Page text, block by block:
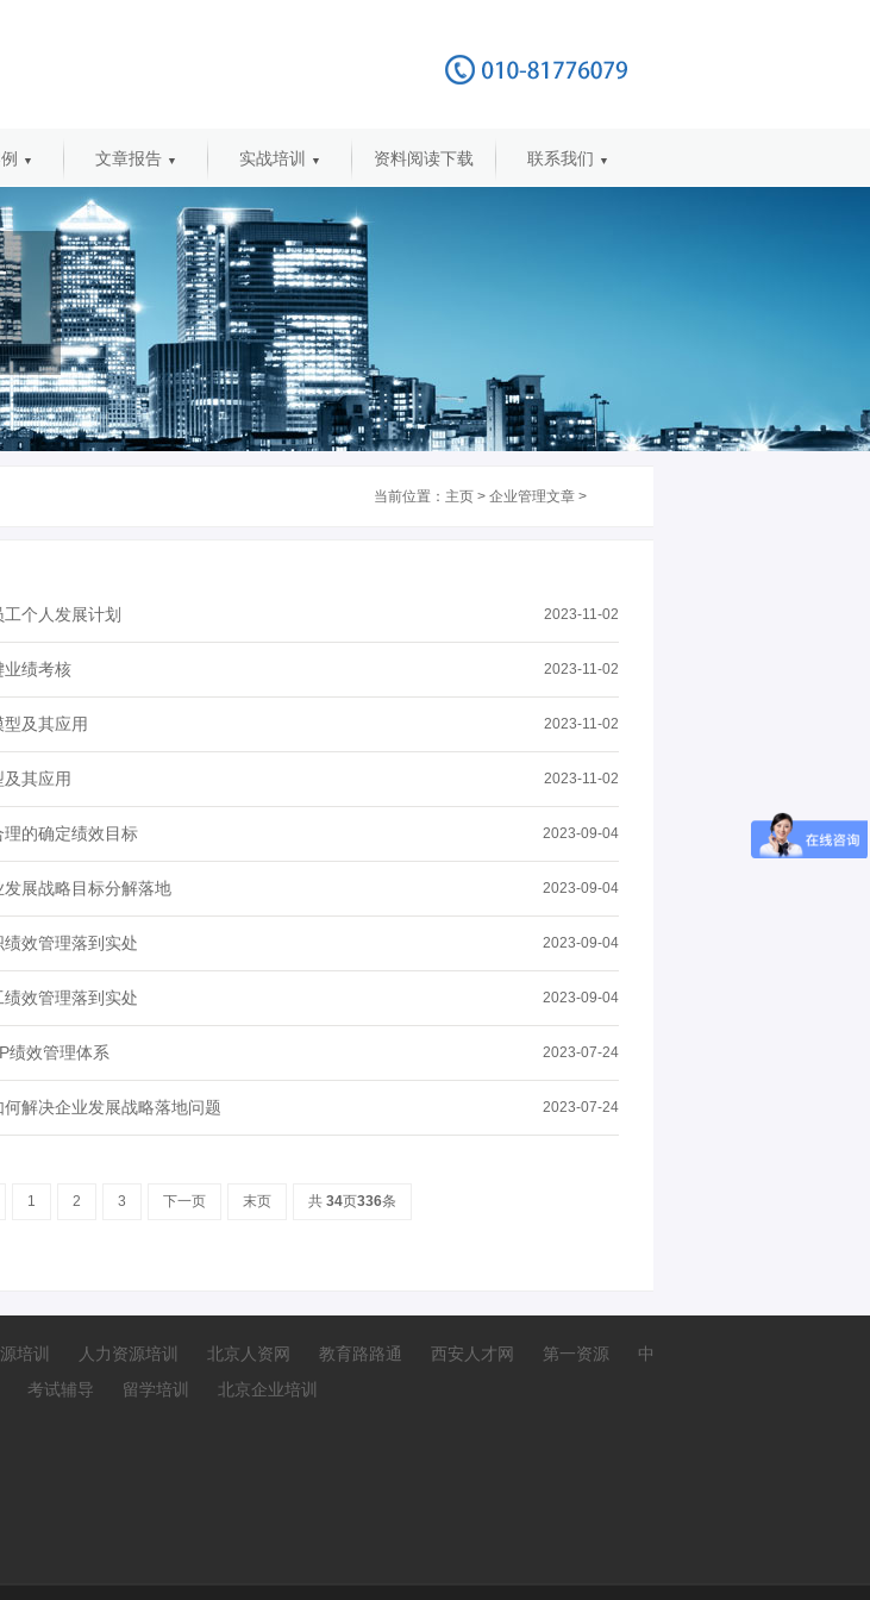
▼ 文章报告 ▼ 实战培训 ▼ 资料阅读下载 联系我们 ▼
当前位置： 主页 > 企业管理文章 >
个人发展计划 2023-11-02
业绩考核 2023-11-02
及其应用 2023-11-02
其应用 2023-11-02
的确定绩效目标 2023-09-04
展战略目标分解落地 2023-09-04
效管理落到实处 2023-09-04
效管理落到实处 2023-09-04
绩效管理体系 2023-07-24
解决企业发展战略落地问题 2023-07-24
1 2 3 下一页 末页 共 34页336条
培训 人力资源培训 北京人资网 教育路路通 西安人才网 第一资源
中
考试辅导 留学培训 北京企业培训